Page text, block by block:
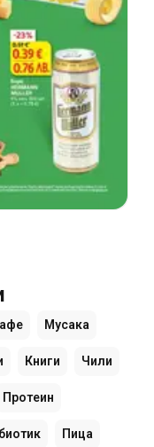
Мусака
Книги Чили
Протеин
Пица